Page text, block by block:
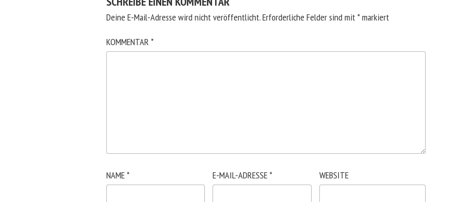
Deine E-Mail-Adresse wird nicht veröffentlicht.Erforderliche Felder sind mit*markiert
KOMMENTAR *
NAME* E-MAIL-ADRESSE* WEBSITE